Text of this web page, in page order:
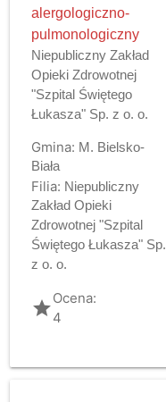
alergologiczno-
pulmonologiczny
Niepubliczny Zakład
Opieki Zdrowotnej
"Szpital Świętego
Łukasza" Sp. z o. o.
Gmina: M. Bielsko-
Biała
Filia: Niepubliczny
Zakład Opieki
Zdrowotnej "Szpital
Świętego Łukasza" Sp.
z o. o.
gradeOcena:
4